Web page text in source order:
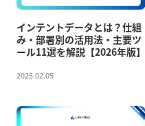
インテントデータとは？仕組
み・部署別の活用法・主要ツ
ール11選を解説【2026年版】
2025.02.05